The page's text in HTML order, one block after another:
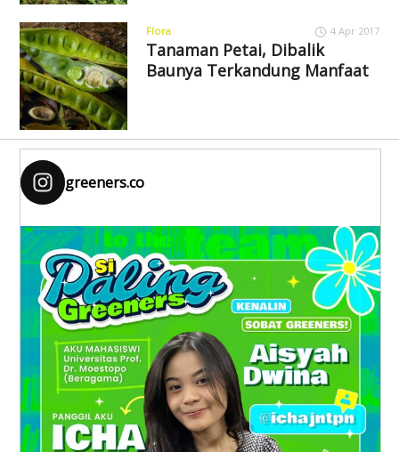
Flora 4 Apr 2017
Tanaman Petai, Dibalik
Baunya Terkandung Manfaat
greeners.co